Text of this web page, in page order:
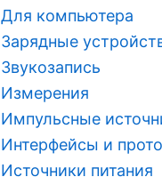
Для компьютера
Зарядные
Звукозапись
Измерения
Импульсные
Интерфейсы и
Источники питания